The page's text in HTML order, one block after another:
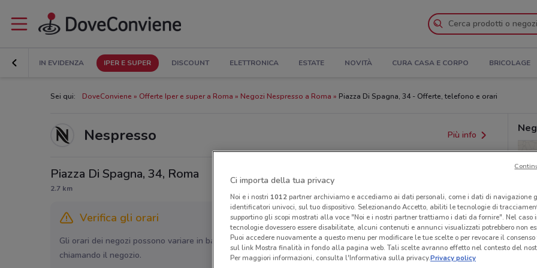
IN EVIDENZA IPER E SUPER DISCOUNT ELETTRONICA ESTATE NOVITÀ CURA CASA E CORPO BRICOLAGE
Sei qui: DoveConviene Offerte Iper e super a Roma Negozi Nespresso a Roma Piazza Di Spagna, 34 - Offerte, telefono e orari
Nespresso Più info
Piazza Di Spagna, 34, Roma
2.7 km
Verifica gli orari
Gli orari dei negozi possono variare in base agli ultimi provvedimenti regionali o nazionali. Verifica l’accuratezza
chiamando il negozio.
Ci importa della tua privacy
Noi e i nostri 1012partner archiviamo e accediamo ai dati personali, come i dati di navigazione
identificatori univoci, sul tuo dispositivo. Selezionando Accetto, abiliti le tecnologie di
supportino gli scopi mostrati alla voce "Noi e i nostri partner trattiamo i dati da fornire". Nel caso
tecnologie dovessero essere disabilitate, alcuni contenuti e annunci visualizzati potrebbero non
Puoi accedere nuovamente a questo menu per modificare le tue scelte o per revocare il
sul link Mostra finalità in fondo alla pagina web. Tali scelte avranno effetto nel contesto del
Per maggiori informazioni, consulta l'Informativa sulla privacy.Privacy policy